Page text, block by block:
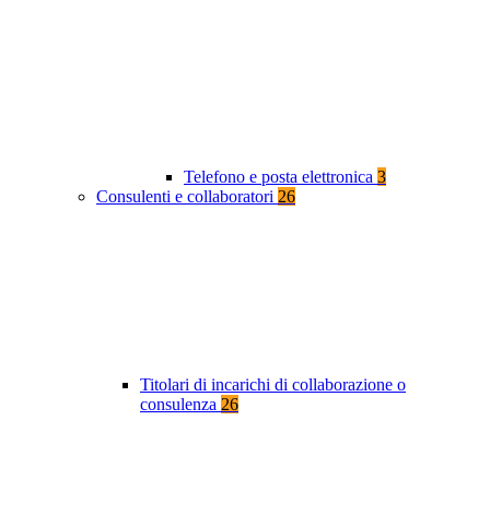
Telefono e posta elettronica 3
Consulenti e collaboratori 26
Titolari di incarichi di collaborazione o
consulenza 26